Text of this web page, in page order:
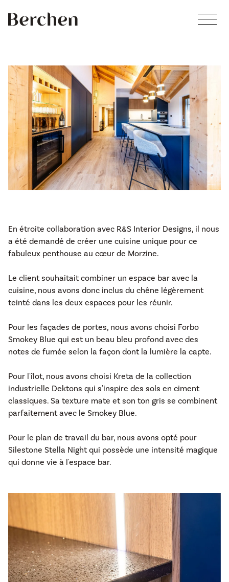
Skip to main content
En étroite collaboration avec R&S Interior Designs, il nous
a été demandé de créer une cuisine unique pour ce
fabuleux penthouse au cœur de Morzine.
Le client souhaitait combiner un espace bar avec la
cuisine, nous avons donc inclus du chêne légèrement
teinté dans les deux espaces pour les réunir.
Pour les façades de portes, nous avons choisi Forbo
Smokey Blue qui est un beau bleu profond avec des
notes de fumée selon la façon dont la lumière la capte.
Pour l'îlot, nous avons choisi Kreta de la collection
industrielle Dektons qui s'inspire des sols en ciment
classiques. Sa texture mate et son ton gris se combinent
parfaitement avec le Smokey Blue.
Pour le plan de travail du bar, nous avons opté pour
Silestone Stella Night qui possède une intensité magique
qui donne vie à l'espace bar.